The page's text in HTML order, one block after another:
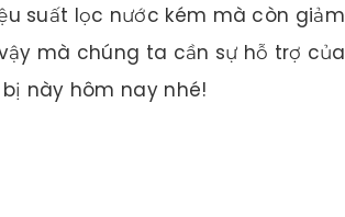
suất lọc nước kém mà còn giảm
mà chúng ta cần sự hỗ trợ của
này hôm nay nhé!